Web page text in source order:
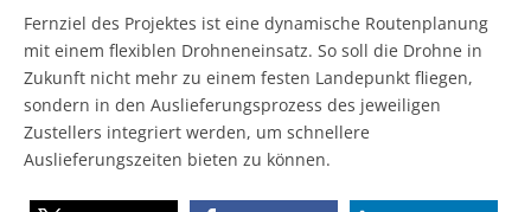
Fernziel des Projektes ist eine dynamische Routenplanung
mit einem flexiblen Drohneneinsatz. So soll die Drohne in
Zukunft nicht mehr zu einem festen Landepunkt fliegen,
sondern in den Auslieferungsprozess des jeweiligen
Zustellers integriert werden, um schnellere
Auslieferungszeiten bieten zu können.